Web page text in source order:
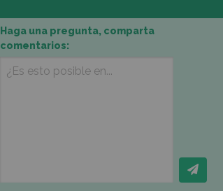
Haga una pregunta, comparta
comentarios: